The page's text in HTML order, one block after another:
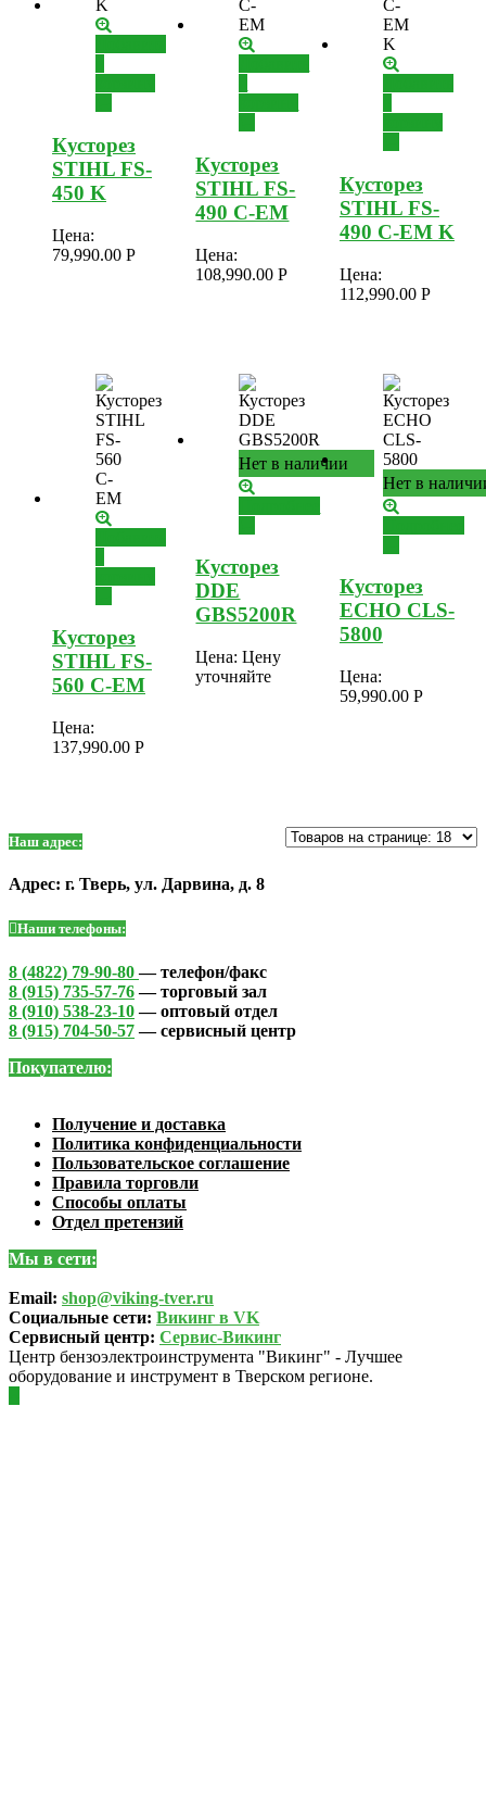
Кусторез
STIHL FS-
450 K
Цена:
79,990.00 Р
Кусторез
STIHL FS-
490 C-EM
Цена:
108,990.00Р
Кусторез
STIHL FS-
490 C-EM K
Цена:
112,990.00 Р
Кусторез
STIHL FS-
560 C-EM
Цена:
137,990.00 Р
Нет в наличии
Кусторез
DDE
GBS5200R
Цена:Цену
уточняйте
Нет в
Кусторез
ECHO CLS-
5800
Цена:
59,990.00 Р
Наш адрес:
Адрес: г. Тверь, ул. Дарвина, д. 8
Наши телефоны:
8 (4822) 79-90-80— телефон/факс
8 (915) 735-57-76— торговый зал
8 (910) 538-23-10— оптовый отдел
8 (915) 704-50-57— сервисный центр
Покупателю:
Получение и доставка
Политика конфиденциальности
Пользовательское соглашение
Правила торговли
Способы оплаты
Отдел претензий
Мы в сети:
Email: shop@viking-tver.ru
Социальные сети: Викинг в VK
Сервисный центр: Сервис-Викинг
Центр бензоэлектроинструмента "Викинг" - Лучшее
оборудование и инструмент в Тверском регионе.